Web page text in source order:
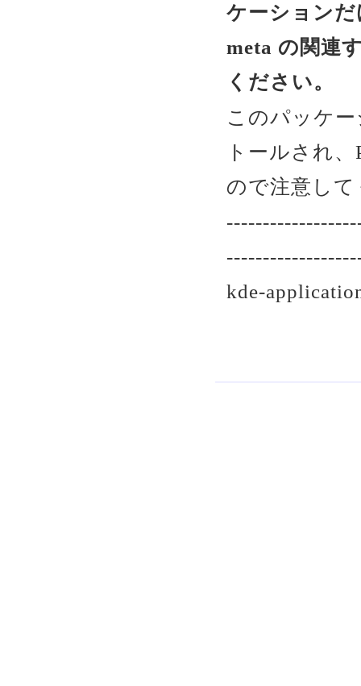
ケーション
meta の関連
ください。
このパッケ
トールされ
ので注意し
kde-